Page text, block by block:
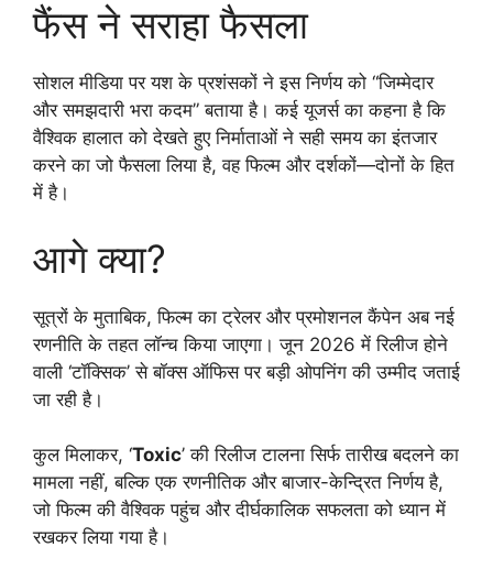
फैंस ने सराहा फैसला
सोशल मीडिया पर यश के प्रशंसकों ने इस निर्णय को “जिम्मेदार
और समझदारी भरा कदम” बताया है। कई यूजर्स का कहना है कि
वैश्विक हालात को देखते हुए निर्माताओं ने सही समय का इंतजार
करने का जो फैसला लिया है, वह फिल्म और दर्शकों—दोनों के हित
में है।
आगे क्या?
सूत्रों के मुताबिक, फिल्म का ट्रेलर और प्रमोशनल कैंपेन अब नई
रणनीति के तहत लॉन्च किया जाएगा। जून 2026 में रिलीज होने
वाली ‘टॉक्सिक’ से बॉक्स ऑफिस पर बड़ी ओपनिंग की उम्मीद जताई
जा रही है।
कुल मिलाकर, ‘Toxic’ की रिलीज टालना सिर्फ तारीख बदलने का
मामला नहीं, बल्कि एक रणनीतिक और बाजार-केन्द्रित निर्णय है,
जो फिल्म की वैश्विक पहुंच और दीर्घकालिक सफलता को ध्यान में
रखकर लिया गया है।